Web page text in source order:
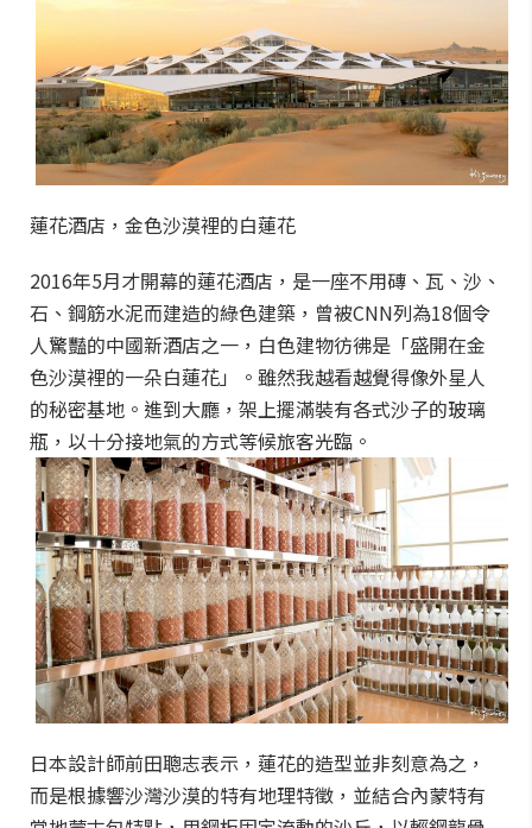
蓮花酒店，金色沙漠裡的白蓮花
2016年5月才開幕的蓮花酒店，是一座不用磚、瓦、沙、
石、鋼筋水泥而建造的綠色建築，曾被CNN列為18個令
人驚豔的中國新酒店之一，白色建物彷彿是「盛開在金
色沙漠裡的一朵白蓮花」。雖然我越看越覺得像外星人
的秘密基地。進到大廳，架上擺滿裝有各式沙子的玻璃
瓶，以十分接地氣的方式等候旅客光臨。
日本設計師前田聰志表示，蓮花的造型並非刻意為之，
而是根據響沙灣沙漠的特有地理特徵，並結合內蒙特有